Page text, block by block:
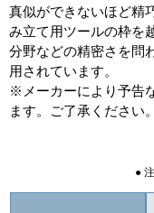
真似ができないほど精
み立て用ツールの枠を
分野などの精密さを問
用されています。
※メーカーにより予告
ます。ご了承ください。
●